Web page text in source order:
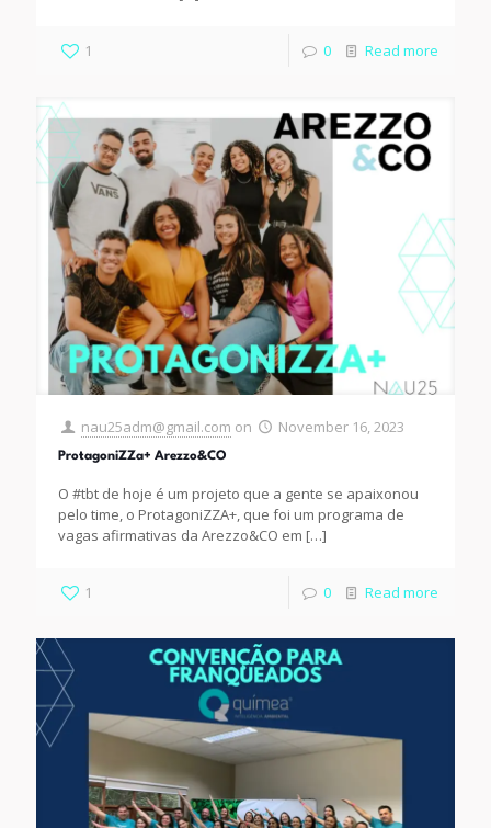
1 0 Read more
nau25adm@gmail.com on November 16, 2023
ProtagoniZZa+ Arezzo&CO
O #tbt de hoje é um projeto que a gente se apaixonou
pelo time, o ProtagoniZZA+, que foi um programa de
vagas afirmativas da Arezzo&CO em […]
1 0 Read more